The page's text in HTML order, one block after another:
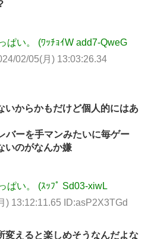
ぱい。 (ﾜｯﾁｮｲW add7-QweG
02/05(月) 13:03:26.34
いからかもだけど個人的にはあ
バーを手マンみたいに毎ゲー
いのがなんか嫌
ぱい。 (ｽｯﾌﾟ Sd03-xiwL
) 13:12:11.65 ID:asP2X3TGd
変えると楽しめそうなんだよな